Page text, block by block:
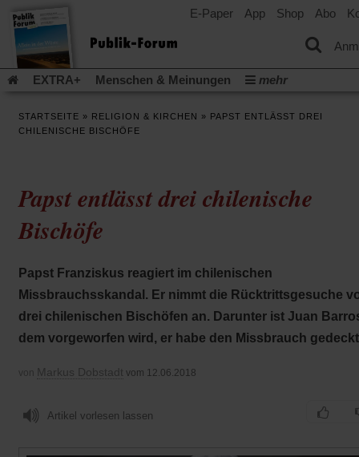
E-Paper App Shop Abo
EXTRA+ Menschen & Meinungen
mehr
Aufstehen & Handeln
Leserinitiative Publik-Forum e.V.
Die Erderwärmung
Urlaub und Nichtstun
Tab)
Tab)
Gleichberechtigung
neuen
Tab)
in
einem
neuen
Tab)
Flucht und Migration
Video-Podcast »Veranstaltungen«
Schriftgröße ändern:
STARTSEITE » RELIGION & KIRCHEN » PAPST ENTLÄSST DREI
CHILENISCHE BISCHÖFE
Papst entlässt drei chilenische
Bischöfe
Papst Franziskus reagiert im chilenischen
Missbrauchsskandal. Er nimmt die Rücktrittsgesuche
drei chilenischen Bischöfen an. Darunter ist Juan
dem vorgeworfen wird, er habe den Missbrauch gedeckt
von Markus Dobstadt vom 12.06.2018
Artikel vorlesen lassen